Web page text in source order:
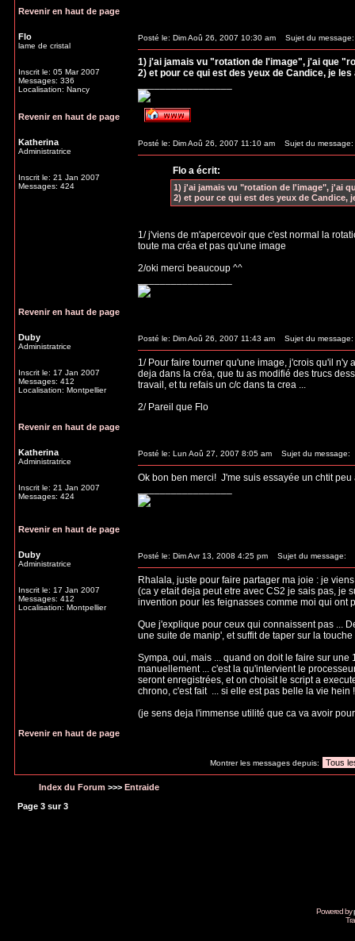
Revenir en haut de page
Flo
lame de cristal
Inscrit le: 05 Mar 2007
Messages: 336
Localisation: Nancy
Posté le: Dim Aoû 26, 2007 10:30 am Sujet du message:
1) j'ai jamais vu "rotation de l'image", j'ai que
2) et pour ce qui est des yeux de Candice, je
Revenir en haut de page
Katherina
Administratrice
Inscrit le: 21 Jan 2007
Messages: 424
Posté le: Dim Aoû 26, 2007 11:10 am Sujet du message:
Flo a écrit:
1) j'ai jamais vu "rotation de l'image", j'ai
2) et pour ce qui est des yeux de Candice,
1/ j'viens de m'apercevoir que c'est normal la
toute ma créa et pas qu'une image
2/oki merci beaucoup ^^
Revenir en haut de page
Duby
Administratrice
Inscrit le: 17 Jan 2007
Messages: 412
Localisation: Montpellier
Posté le: Dim Aoû 26, 2007 11:43 am Sujet du message:
1/ Pour faire tourner qu'une image, j'crois qu'il
deja dans la créa, que tu as modifié des trucs
travail, et tu refais un c/c dans ta crea ...
2/ Pareil que Flo
Revenir en haut de page
Katherina
Administratrice
Inscrit le: 21 Jan 2007
Messages: 424
Posté le: Lun Aoû 27, 2007 8:05 am Sujet du message:
Ok bon ben merci! J'me suis essayée un chtit
Revenir en haut de page
Duby
Administratrice
Inscrit le: 17 Jan 2007
Messages: 412
Localisation: Montpellier
Posté le: Dim Avr 13, 2008 4:25 pm Sujet du message:
Rhalala, juste pour faire partager ma joie : je
(ca y etait deja peut etre avec CS2 je sais pas, je
invention pour les feignasses comme moi qui ont
Que j'explique pour ceux qui connaissent pas ...
une suite de manip', et suffit de taper sur la
Sympa, oui, mais ... quand on doit le faire sur
manuellement ... c'est la qu'intervient le
seront enregistrées, et on choisit le script a
chrono, c'est fait ... si elle est pas belle la vie hein !
(je sens deja l'immense utilité que ca va avoir
Revenir en haut de page
Montrer les messages depuis:
Index du Forum >>> Entraide
Page 3 sur3
Powered by